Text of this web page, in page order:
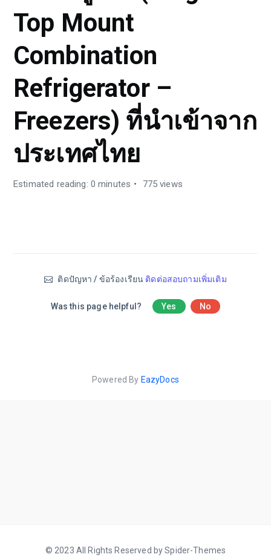
Top Mount
Combination
Refrigerator –
Freezers) ที่นำเข้าจาก
ประเทศไทย
Estimated reading: 0 minutes 775 views
ติดปัญหา / ข้อร้องเรียน ติดต่อสอบถามเพิ่มเติม
Was this page helpful? Yes No
Powered By EazyDocs
© 2023 All Rights Reserved by Spider-Themes